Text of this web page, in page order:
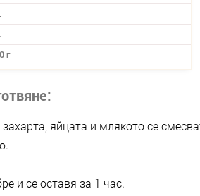
г
яйцата и млякото се
и се оставя за 1 час.